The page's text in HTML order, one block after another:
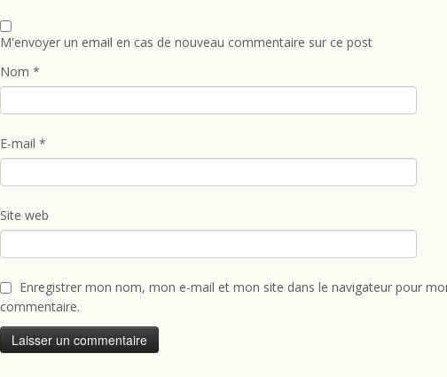
M'envoyer un email en cas de nouveau commentaire sur ce post
Nom *
E-mail *
Site web
Enregistrer mon nom, mon e-mail et mon site dans le navigateur pour
commentaire.